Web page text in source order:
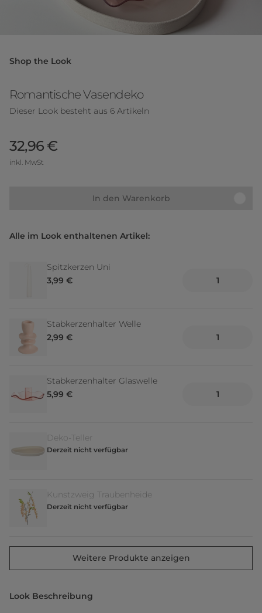
Shop the Look
Romantische Vasendeko
Dieser Look besteht aus 6 Artikeln
32,96 €
inkl. MwSt
In den Warenkorb
Alle im Look enthaltenen Artikel:
Spitzkerzen Uni
3,99 €
Stabkerzenhalter Welle
2,99 €
Stabkerzenhalter Glaswelle
5,99 €
Deko-Teller
Derzeit nicht verfügbar
Kunstzweig Traubenheide
Derzeit nicht verfügbar
Weitere Produkte anzeigen
Look Beschreibung